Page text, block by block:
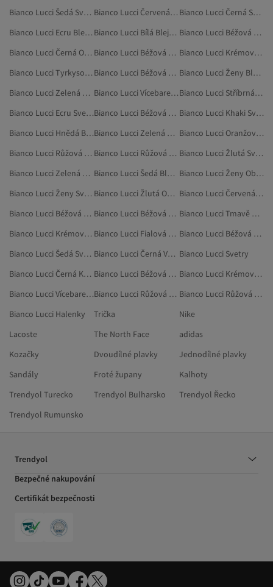
Bianco Lucci Šedá Svetrové Vesty
Bianco Lucci Červená Domácí Oblečení
Bianco Lucci Černá Svetry
Bianco Lucci Ecru Blejzry A Vesty
Bianco Lucci Bílá Blejzry A Vesty
Bianco Lucci Béžová Kraťasy
Bianco Lucci Černá Oblečení
Bianco Lucci Béžová Doplňky
Bianco Lucci Krémová Oblečení
Bianco Lucci Tyrkysová Oblečení
Bianco Lucci Béžová Svetry
Bianco Lucci Ženy Blejzry A Vesty
Bianco Lucci Zelená Blejzry A Vesty
Bianco Lucci Vícebarevné Oblečení
Bianco Lucci Stříbrná Oblečení
Bianco Lucci Ecru Svetrové Vesty
Bianco Lucci Béžová Kombinézy
Bianco Lucci Khaki Svetrové Vesty
Bianco Lucci Hnědá Blejzry A Vesty
Bianco Lucci Zelená Svetry
Bianco Lucci Oranžová Svetry
Bianco Lucci Růžová Dvoudílné Sady
Bianco Lucci Růžová Šaty
Bianco Lucci Žlutá Svetry
Bianco Lucci Zelená Oblečení
Bianco Lucci Šedá Blejzry A Vesty
Bianco Lucci Ženy Oblečení
Bianco Lucci Ženy Svetry
Bianco Lucci Žlutá Oblečení
Bianco Lucci Červená Ponča
Bianco Lucci Béžová Legíny
Bianco Lucci Béžová Bundy
Bianco Lucci Tmavě Modrá Svetrové Vesty
Bianco Lucci Krémová Blejzry A Vesty
Bianco Lucci Fialová Blejzry A Vesty
Bianco Lucci Béžová Ponča
Bianco Lucci Šedá Svetry
Bianco Lucci Černá Větrovky Bianco Lucci Svetry
Bianco Lucci Černá Kombinézy
Bianco Lucci Béžová Halenky
Bianco Lucci Krémová Svetry
Bianco Lucci Vícebarevné Svetry
Bianco Lucci Růžová Sukně
Bianco Lucci Růžová Mikiny
Bianco Lucci Halenky
Trička
Nike
Lacoste
The North Face
adidas
Kozačky
Dvoudílné plavky
Jednodílné plavky
Sandály
Froté župany
Kalhoty
Trendyol Turecko
Trendyol Bulharsko
Trendyol Řecko
Trendyol Rumunsko
Trendyol
Bezpečné nakupování
Certifikát bezpečnosti